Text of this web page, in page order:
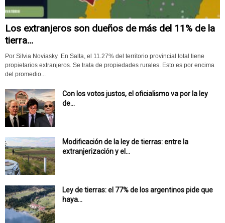
Los extranjeros son dueños de más del 11% de la
tierra...
Por Silvia Noviasky En Salta, el 11.27% del territorio provincial total tiene
propietarios extranjeros. Se trata de propiedades rurales. Esto es por encima
del promedio...
Con los votos justos, el oficialismo va por la ley
de...
Modificación de la ley de tierras: entre la
extranjerización y el...
Ley de tierras: el 77% de los argentinos pide que
haya...